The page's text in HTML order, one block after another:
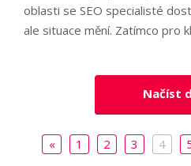
oblasti se SEO specialisté
ale situace mění. Zatímco pro
Načíst
« 1 2 3 4